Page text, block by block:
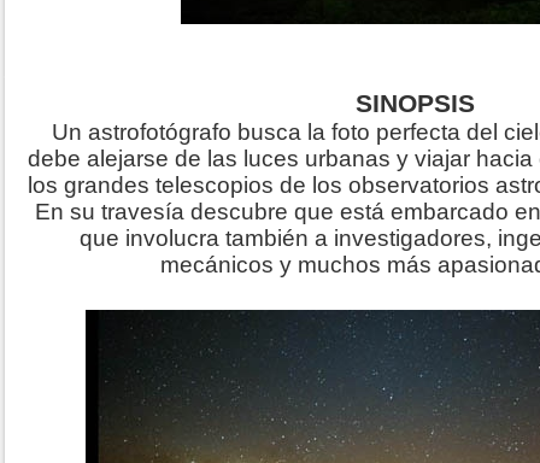
SINOPSIS
Un astrofotógrafo busca la foto perfecta del
debe alejarse de las luces urbanas y viajar
los grandes telescopios de los observatorios
En su travesía descubre que está embarcado
que involucra también a investigadores,
mecánicos y muchos más